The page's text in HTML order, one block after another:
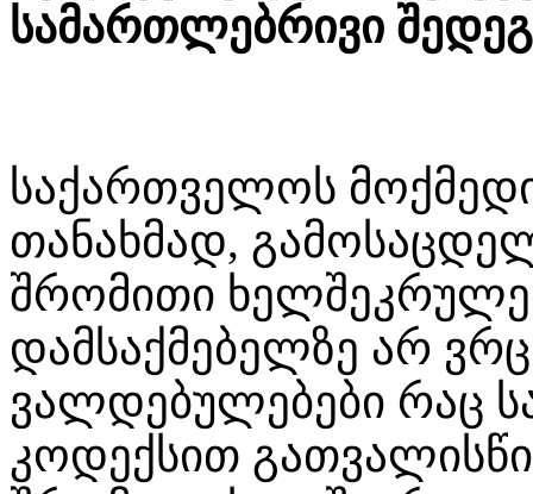
სამართლებრივი
საქართველოს
თანახმად,
შრომითი
დამსაქმებელზე არ
ვალდებულებები რაც
კოდექსით